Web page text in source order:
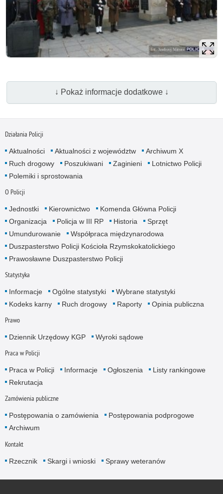
↓ Pokaż informacje dodatkowe ↓
Działania Policji
Aktualności Aktualności z województw
Archiwum X
Ruch drogowy
Poszukiwani Zaginieni
Lotnictwo Policji
Polemiki i sprostowania
O Policji
Jednostki Kierownictwo
Komenda Główna Policji
Organizacja
Policja w III RP Historia
Sprzęt
Umundurowanie
Współpraca międzynarodowa
Duszpasterstwo Policji Kościoła Rzymskokatolickiego
Prawosławne Duszpasterstwo Policji
Statystyka
Informacje Ogólne statystyki
Wybrane statystyki
Kodeks karny
Ruch drogowy Raporty Opinia publiczna
Prawo
Dziennik Urzędowy KGP Wyroki sądowe
Praca w Policji
Praca w Policji Informacje Ogłoszenia
Listy rankingowe
Rekrutacja
Zamówienia publiczne
Postępowania o zamówienia
Postępowania podprogowe
Archiwum
Kontakt
Rzecznik Skargi i wnioski Sprawy weteranów